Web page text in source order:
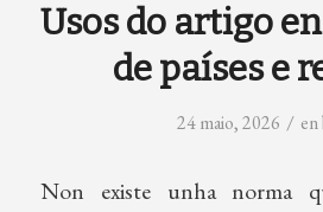
Usos do artigo
de países e
24 maio, 2026 / en
Non existe unha norma